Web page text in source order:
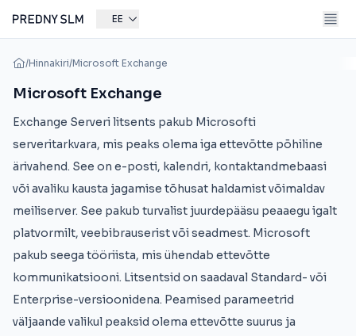
EE
/Hinnakiri/Microsoft Exchange
Microsoft Exchange
Exchange Serveri litsents pakub Microsofti
serveritarkvara, mis peaks olema iga ettevõtte põhiline
ärivahend. See on e-posti, kalendri, kontaktandmebaasi
või avaliku kausta jagamise tõhusat haldamist võimaldav
meiliserver. See pakub turvalist juurdepääsu peaaegu igalt
platvormilt, veebibrauserist või seadmest. Microsoft
pakub seega tööriista, mis ühendab ettevõtte
kommunikatsiooni. Litsentsid on saadaval Standard- või
Enterprise-versioonidena. Peamised parameetrid
väljaande valikul peaksid olema ettevõtte suurus ja